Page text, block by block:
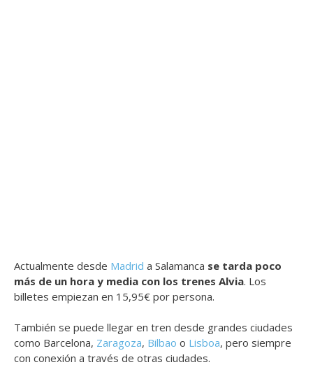
Actualmente desde Madrid a Salamanca se tarda poco
más de un hora y media con los trenes Alvia. Los
billetes empiezan en 15,95€ por persona.
También se puede llegar en tren desde grandes ciudades
como Barcelona, Zaragoza, Bilbao o Lisboa, pero siempre
con conexión a través de otras ciudades.